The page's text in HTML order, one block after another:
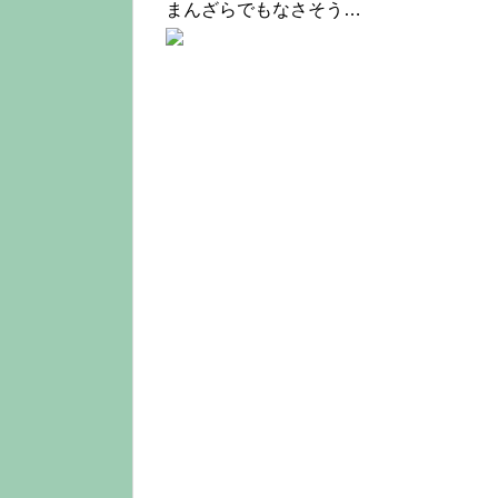
まんざらでもなさそう…